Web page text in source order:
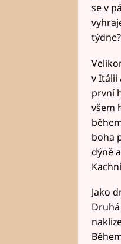
se v
v Itálii
první
všem
boha
dýně
Jako